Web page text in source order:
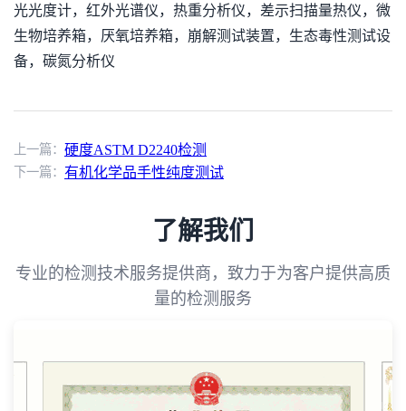
光光度计，红外光谱仪，热重分析仪，差示扫描量热仪，微
生物培养箱，厌氧培养箱，崩解测试装置，生态毒性测试设
备，碳氮分析仪
上一篇： 硬度ASTM D2240检测
下一篇： 有机化学品手性纯度测试
了解我们
专业的检测技术服务提供商，致力于为客户提供高质
量的检测服务